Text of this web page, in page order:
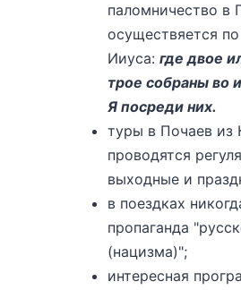
паломничество в
осуществяется по
Ииуса: где двое
трое собраны во
Я посреди них.
туры в Почаев из
проводятся
выходные и
в поездках
пропаганда
(нацизма)";
интересная